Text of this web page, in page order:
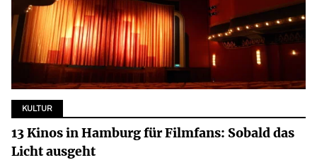
KULTUR
13 Kinos in Hamburg für Filmfans: Sobald das
Licht ausgeht